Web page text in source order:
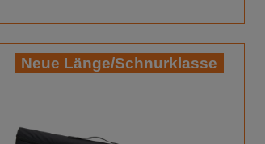
Neue Länge/Schnurklasse